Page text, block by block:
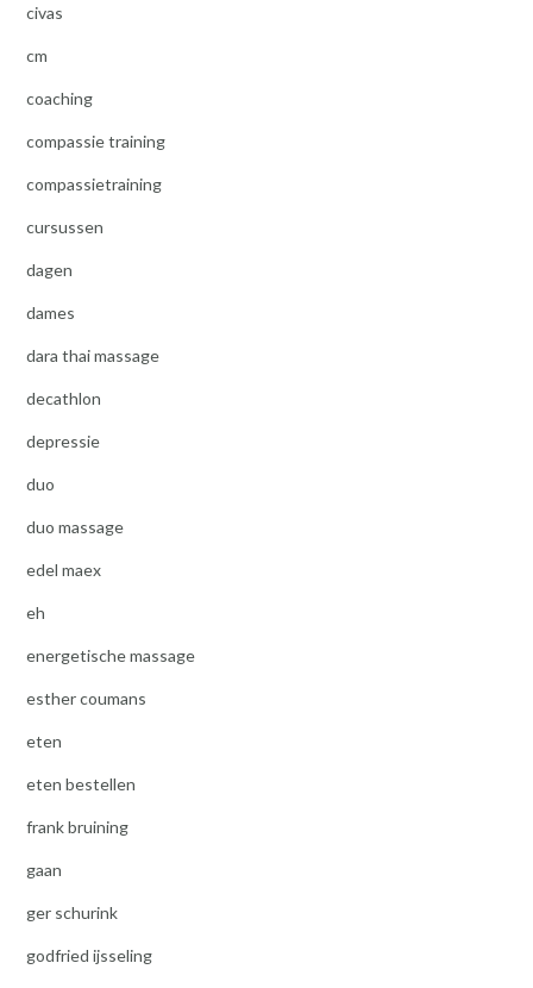
civas
cm
coaching
compassie training
compassietraining
cursussen
dagen
dames
dara thai massage
decathlon
depressie
duo
duo massage
edel maex
eh
energetische massage
esther coumans
eten
eten bestellen
frank bruining
gaan
ger schurink
godfried ijsseling